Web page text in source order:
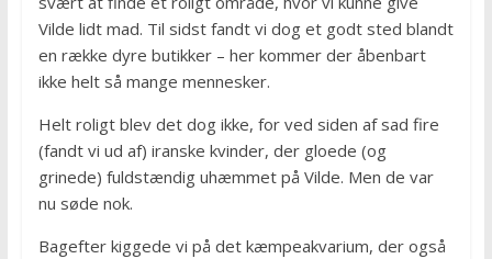
Vilde lidt mad. Til sidst fandt vi dog et godt sted blandt
en række dyre butikker – her kommer der åbenbart
ikke helt så mange mennesker.
Helt roligt blev det dog ikke, for ved siden af sad fire
(fandt vi ud af) iranske kvinder, der gloede (og
grinede) fuldstændig uhæmmet på Vilde. Men de var
nu søde nok.
Bagefter kiggede vi på det kæmpeakvarium, der også